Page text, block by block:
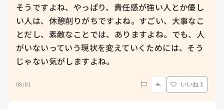
そうですよね、やっぱり、責任感が強い人とか優し
い人は、休憩削りがちですよね。すごい、大事なこ
とだし、素敵なことでは、ありますよね。でも、人
がいないっていう現状を変えていくためには、そう
じゃない気がしますよね。
08/01 いいね 1